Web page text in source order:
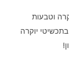
וטבעות
יוקרה